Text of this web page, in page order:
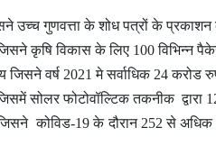
उच्च गुणवत्ता के शोध पत्रों के
जिसने कृषि विकास के लिए 100 विभिन्न
जिसने वर्ष 2021 मे सर्वाधिक 24
सोलर फोटोवॉल्टिक तकनीक द्वारा
जिसने कोविड-19 के दौरान 252 से